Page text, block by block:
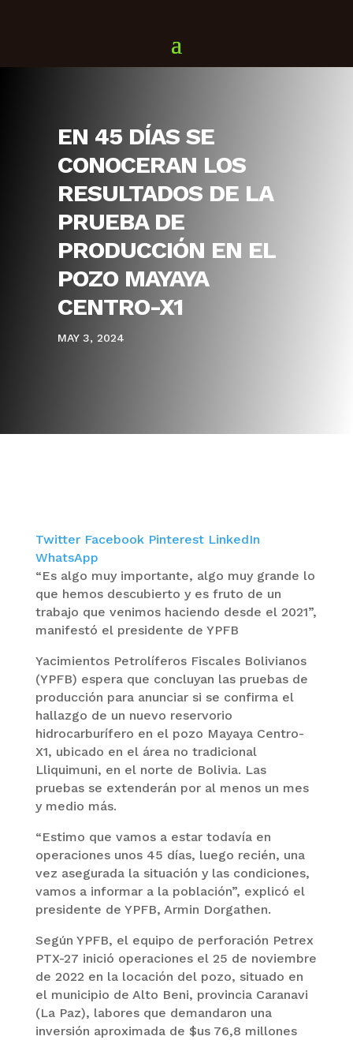
EN 45 DÍAS SE
CONOCERAN LOS
RESULTADOS DE LA
PRUEBA DE
PRODUCCIÓN EN EL
POZO MAYAYA
CENTRO-X1
MAY 3, 2024
Twitter Facebook Pinterest LinkedIn
WhatsApp
“Es algo muy importante, algo muy grande lo
que hemos descubierto y es fruto de un
trabajo que venimos haciendo desde el 2021”,
manifestó el presidente de YPFB
Yacimientos Petrolíferos Fiscales Bolivianos
(YPFB) espera que concluyan las pruebas de
producción para anunciar si se confirma el
hallazgo de un nuevo reservorio
hidrocarburífero en el pozo Mayaya Centro-
X1, ubicado en el área no tradicional
Lliquimuni, en el norte de Bolivia. Las
pruebas se extenderán por al menos un mes
y medio más.
“Estimo que vamos a estar todavía en
operaciones unos 45 días, luego recién, una
vez asegurada la situación y las condiciones,
vamos a informar a la población”, explicó el
presidente de YPFB, Armin Dorgathen.
Según YPFB, el equipo de perforación Petrex
PTX-27 inició operaciones el 25 de noviembre
de 2022 en la locación del pozo, situado en
el municipio de Alto Beni, provincia Caranavi
(La Paz), labores que demandaron una
inversión aproximada de $us 76,8 millones